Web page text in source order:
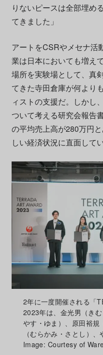
りないピースは全部埋め
てきました」
アートをCSRやメセナ活
業は日本においても増え
場所を実験場として、真
てきた寺田倉庫が何より
ィストの支援だ。しかし
ついて考える研究会報告
の平均売上高が280万円
しい経済状況に直面して
2年に一度開催される「
2023年は、金光男（き
やす・ゆま）、原田裕
（むらかみ・さとし）
Image: Courtesy of